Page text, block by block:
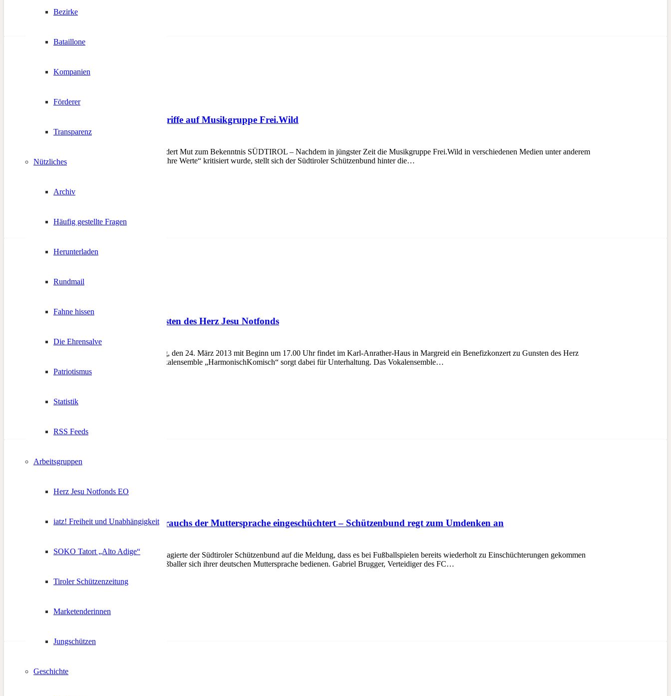
Bezirke
Bataillone
Kompanien
Förderer
Transparenz
Nützliches
Archiv
Häufig gestellte Fragen
Herunterladen
Rundmail
Fahne hissen
Die Ehrensalve
Patriotismus
Statistik
RSS Feeds
Arbeitsgruppen
Herz Jesu Notfonds EO
iatz! Freiheit und Unabhängigkeit
SOKO Tatort „Alto Adige“
Tiroler Schützenzeitung
Marketenderinnen
Jungschützen
Geschichte
Ungerechtfertigte Angriffe auf Musikgruppe Frei.Wild
Südtiroler Schützenbund fordert Mut zum Bekenntnis SÜDTIROL – Nachdem in jüngster Zeit die Musikgruppe Frei.Wild in verschiedenen Medien unter anderem
auch wegen dem Video „Wahre Werte“ kritisiert wurde, stellt sich der Südtiroler Schützenbund hinter die…
Benefizkonzert zugunsten des Herz Jesu Notfonds
20. März 2013
MARGREID – Am Sonntag, den 24. März 2013 mit Beginn um 17.00 Uhr findet im Karl-Anrather-Haus in Margreid ein Benefizkonzert zu Gunsten des Herz
Jesu Notfonds statt. Das Vokalensemble „HarmonischKomisch“ sorgt dabei für Unterhaltung. Das Vokalensemble…
Fußballer wegen Gebrauchs der Muttersprache eingeschüchtert – Schützenbund regt zum Umdenken an
BOZEN – Mit Empörung reagierte der Südtiroler Schützenbund auf die Meldung, dass es bei Fußballspielen bereits wiederholt zu Einschüchterungen gekommen
sein soll, weil Südtiroler Fußballer sich ihrer deutschen Muttersprache bedienen. Gabriel Brugger, Verteidiger des FC…